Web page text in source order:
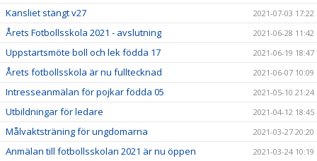
Kansliet stängt v27 2021-07-03 17:22
Årets Fotbollsskola 2021 - avslutning 2021-06-28 11:42
Uppstartsmöte boll och lek födda 17 2021-06-19 18:47
Årets fotbollsskola är nu fulltecknad 2021-06-07 10:09
Intresseanmälan för pojkar födda 05 2021-05-10 21:24
Utbildningar för ledare 2021-04-12 18:45
Målvaktsträning för ungdomarna 2021-03-27 20:20
Anmälan till fotbollsskolan 2021 är nu öppen 2021-03-24 10:19